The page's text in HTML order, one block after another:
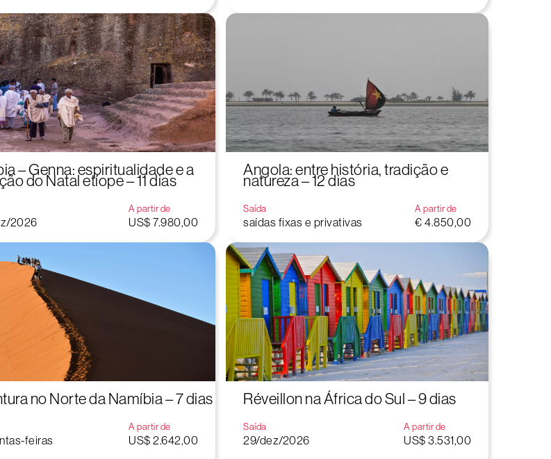
– Genna: espiritualidade e a
do Natal etíope – 11 dias
2026
A partir de
US$ 7.980,00
Angola: entre história, tradição e
natureza – 12 dias
Saída
saídas fixas e privativas
A partir de
€ 4.850,00
no Norte da Namíbia – 7 dias
feiras
A partir de
US$ 2.642,00
Réveillon na África do Sul – 9 dias
Saída
29/dez/2026
A partir de
US$ 3.531,00